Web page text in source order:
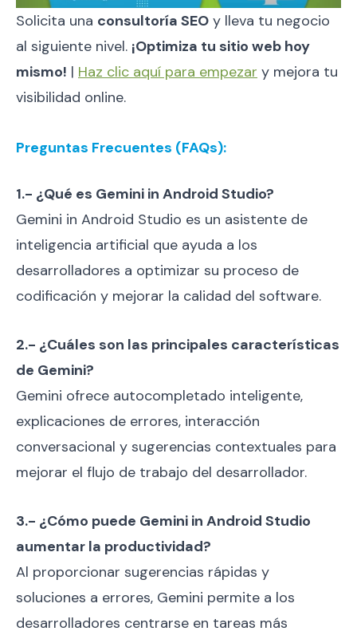
Solicita una consultoría SEO y lleva tu negocio
al siguiente nivel. ¡Optimiza tu sitio web hoy
mismo! | Haz clic aquí para empezar y mejora tu
visibilidad online.
Preguntas Frecuentes (FAQs):
1.- ¿Qué es Gemini in Android Studio?
Gemini in Android Studio es un asistente de
inteligencia artificial que ayuda a los
desarrolladores a optimizar su proceso de
codificación y mejorar la calidad del software.
2.- ¿Cuáles son las principales características
de Gemini?
Gemini ofrece autocompletado inteligente,
explicaciones de errores, interacción
conversacional y sugerencias contextuales para
mejorar el flujo de trabajo del desarrollador.
3.- ¿Cómo puede Gemini in Android Studio
aumentar la productividad?
Al proporcionar sugerencias rápidas y
soluciones a errores, Gemini permite a los
desarrolladores centrarse en tareas más